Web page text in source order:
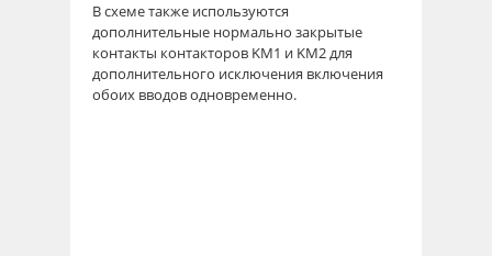
В схеме также используются
дополнительные нормально закрытые
контакты контакторов KM1 и KM2 для
дополнительного исключения включения
обоих вводов одновременно.